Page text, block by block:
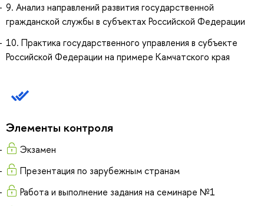
9. Анализ направлений развития государственной
гражданской службы в субъектах Российской Федерации
10. Практика государственного управления в субъекте
Российской Федерации на примере Камчатского края
Элементы контроля
Экзамен
Презентация по зарубежным странам
Работа и выполнение задания на семинаре №1